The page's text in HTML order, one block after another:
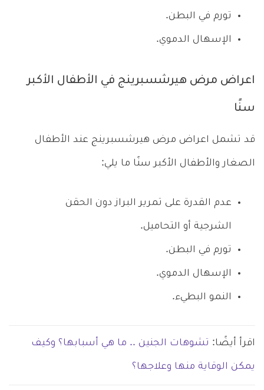
تورم في البطن.
الإسهال الدموي.
اعراض مرض هيرشسبرينج في الأطفال الأكبر
سنًا
قد تشمل اعراض مرض هيرشسبرينج عند الأطفال
الصغار والأطفال الأكبر سنًا ما يلي:
عدم القدرة على تمرير البراز دون الحقن
الشرجية أو التحاميل.
تورم في البطن.
الإسهال الدموي.
النمو البطيء.
اقرأ أيضًا: تشوهات الجنين .. ما هي أسبابها؟ وكيف
يمكن الوقاية منها وعلاجها؟